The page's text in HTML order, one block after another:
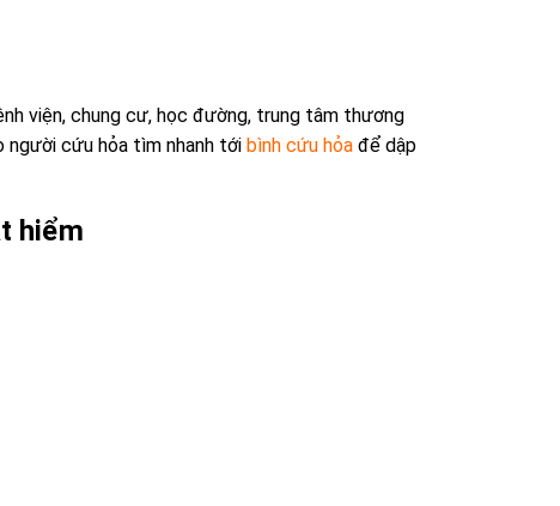
viện, chung cư, học đường, trung tâm thương
cứu hỏa tìm nhanh tới bình cứu hỏađể dập
hiểm